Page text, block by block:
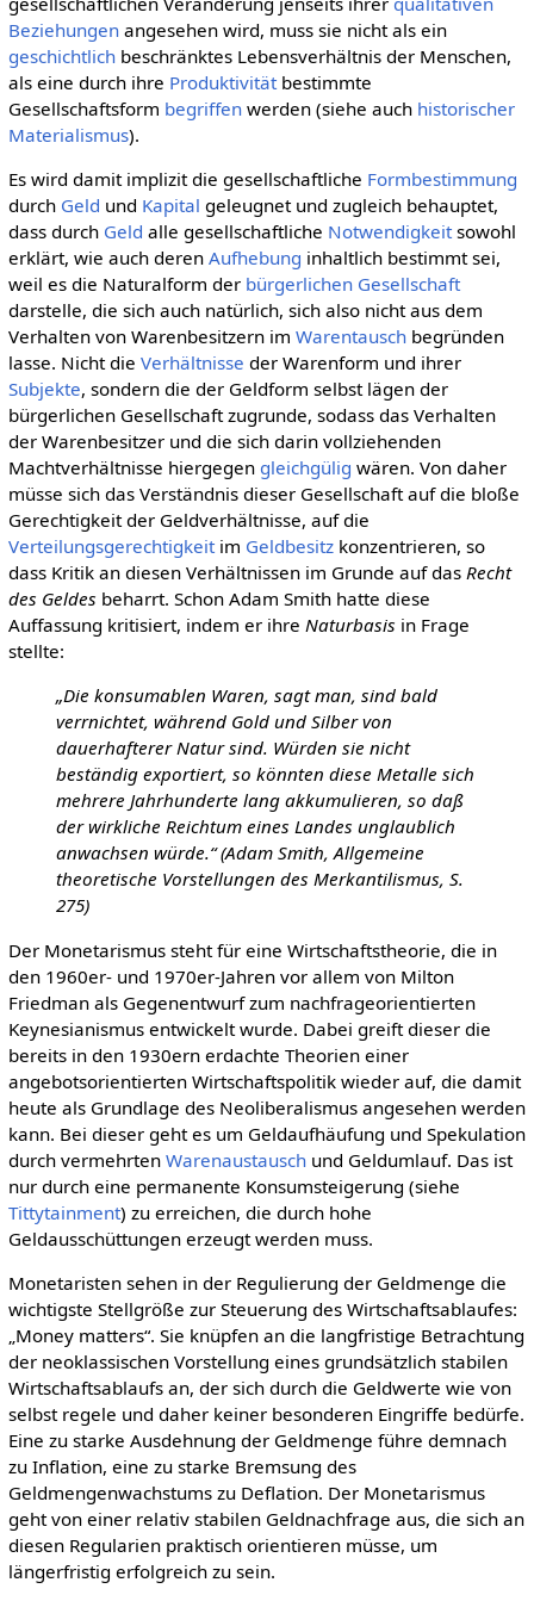
Beziehungenangesehen wird, muss sie nicht als ein
geschichtlichbeschränktes Lebensverhältnis der Menschen,
als eine durch ihre Produktivitätbestimmte
Gesellschaftsform begriffenwerden (siehe auch historischer
Materialismus).
Es wird damit implizit die gesellschaftliche Formbestimmung
durch Geld und Kapital geleugnet und zugleich behauptet,
dass durch Geld alle gesellschaftliche Notwendigkeitsowohl
erklärt, wie auch deren Aufhebung inhaltlich bestimmt sei,
weil es die Naturalform der bürgerlichen Gesellschaft
darstelle, die sich auch natürlich, sich also nicht aus dem
Verhalten von Warenbesitzern im Warentauschbegründen
lasse. Nicht die Verhältnisse der Warenform und ihrer
Subjekte, sondern die der Geldform selbst lägen der
bürgerlichen Gesellschaft zugrunde, sodass das Verhalten
der Warenbesitzer und die sich darin vollziehenden
Machtverhältnisse hiergegen gleichgülig wären. Von daher
müsse sich das Verständnis dieser Gesellschaft auf die bloße
Gerechtigkeit der Geldverhältnisse, auf die
Verteilungsgerechtigkeitim Geldbesitzkonzentrieren, so
dass Kritik an diesen Verhältnissen im Grunde auf das Recht
des Geldes beharrt. Schon Adam Smith hatte diese
Auffassung kritisiert, indem er ihre Naturbasis in Frage
stellte:
„Die konsumablen Waren, sagt man, sind bald
verrnichtet, während Gold und Silber von
dauerhafterer Natur sind. Würden sie nicht
beständig exportiert, so könnten diese Metalle sich
mehrere Jahrhunderte lang akkumulieren, so daß
der wirkliche Reichtum eines Landes unglaublich
anwachsen würde.“ (Adam Smith, Allgemeine
theoretische Vorstellungen des Merkantilismus, S.
275)
Der Monetarismus steht für eine Wirtschaftstheorie, die in
den 1960er- und 1970er-Jahren vor allem von Milton
Friedman als Gegenentwurf zum nachfrageorientierten
Keynesianismus entwickelt wurde. Dabei greift dieser die
bereits in den 1930ern erdachte Theorien einer
angebotsorientierten Wirtschaftspolitik wieder auf, die damit
heute als Grundlage des Neoliberalismus angesehen werden
kann. Bei dieser geht es um Geldaufhäufung und Spekulation
durch vermehrten Warenaustauschund Geldumlauf. Das ist
nur durch eine permanente Konsumsteigerung (siehe
Tittytainment) zu erreichen, die durch hohe
Geldausschüttungen erzeugt werden muss.
Monetaristen sehen in der Regulierung der Geldmenge die
wichtigste Stellgröße zur Steuerung des Wirtschaftsablaufes:
„Money matters“. Sie knüpfen an die langfristige Betrachtung
der neoklassischen Vorstellung eines grundsätzlich stabilen
Wirtschaftsablaufs an, der sich durch die Geldwerte wie von
selbst regele und daher keiner besonderen Eingriffe bedürfe.
Eine zu starke Ausdehnung der Geldmenge führe demnach
zu Inflation, eine zu starke Bremsung des
Geldmengenwachstums zu Deflation. Der Monetarismus
geht von einer relativ stabilen Geldnachfrage aus, die sich an
diesen Regularien praktisch orientieren müsse, um
längerfristig erfolgreich zu sein.